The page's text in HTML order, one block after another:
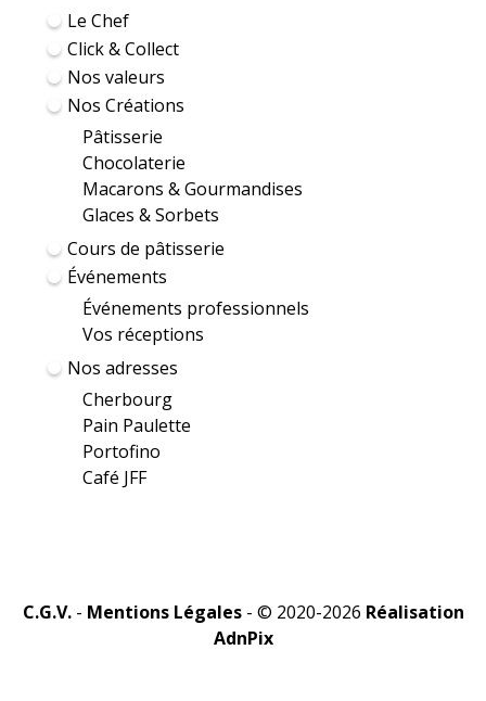
Le Chef
Click & Collect
Nos valeurs
Nos Créations
Pâtisserie
Chocolaterie
Macarons & Gourmandises
Glaces & Sorbets
Cours de pâtisserie
Événements
Événements professionnels
Vos réceptions
Nos adresses
Cherbourg
Pain Paulette
Portofino
Café JFF
C.G.V.- Mentions Légales- © 2020-2026 Réalisation
AdnPix